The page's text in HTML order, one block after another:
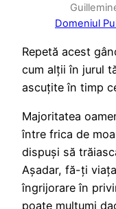
Domeniul
Repetă acest
cum alții în jurul
ascuțite în timp
Majoritatea
între frica de
dispuși să
Așadar, fă-ți
îngrijorare în
poate mulțumi